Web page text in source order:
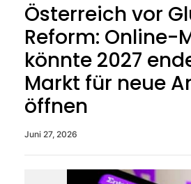
Österreich vor
Reform: Online-
könnte 2027
Markt für neue
öffnen
Juni 27, 2026